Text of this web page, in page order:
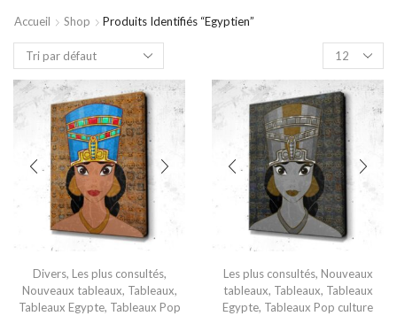
Accueil Shop Produits Identifiés “egyptien”
Divers, Les plus consultés,
Nouveaux tableaux, Tableaux,
Tableaux Egypte, Tableaux Pop
Les plus consultés, Nouveaux
tableaux, Tableaux, Tableaux
Egypte, Tableaux Pop culture